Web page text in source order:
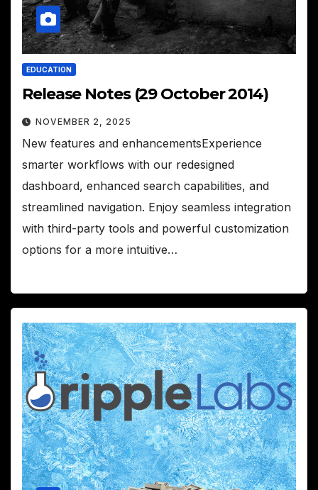
EDUCATION
Release Notes (29 October 2014)
NOVEMBER 2, 2025
New features and enhancementsExperience
smarter workflows with our redesigned
dashboard, enhanced search capabilities, and
streamlined navigation. Enjoy seamless integration
with third-party tools and powerful customization
options for a more intuitive…